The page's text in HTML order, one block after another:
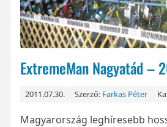
ExtremeMan Nagyatád –
2011.07.30. Szerző: Farkas Péter
Magyarország leghíresebb